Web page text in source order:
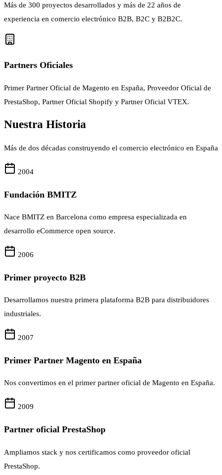
Más de 300 proyectos desarrollados y más de 22 años de
experiencia en comercio electrónico B2B, B2C y B2B2C.
Partners Oficiales
Primer Partner Oficial de Magento en España, Proveedor Oficial de
PrestaShop, Partner Oficial Shopify y Partner Oficial VTEX.
Nuestra Historia
Más de dos décadas construyendo el comercio electrónico en España
2004
Fundación BMITZ
Nace BMITZ en Barcelona como empresa especializada en
desarrollo eCommerce open source.
2006
Primer proyecto B2B
Desarrollamos nuestra primera plataforma B2B para distribuidores
industriales.
2007
Primer Partner Magento en España
Nos convertimos en el primer partner oficial de Magento en España.
2009
Partner oficial PrestaShop
Ampliamos stack y nos certificamos como proveedor oficial
PrestaShop.